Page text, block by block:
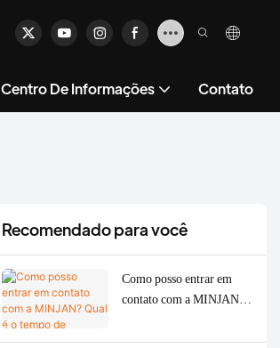
Centro De Informações Contato
Recomendado para você
Como posso entrar em
contato com a MINJAN?
típico do atendimento ao